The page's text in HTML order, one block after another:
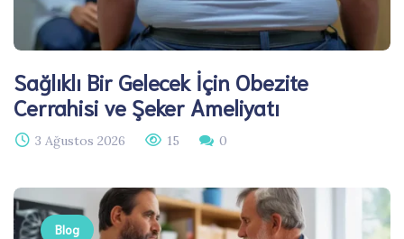
Sağlıklı Bir Gelecek İçin Obezite
Cerrahisi ve Şeker Ameliyatı
3 Ağustos 2026 15 0
Blog